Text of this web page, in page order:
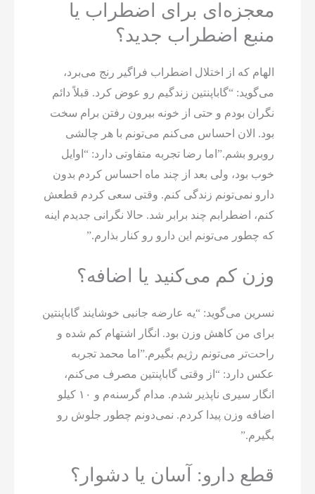
معجزه‌ای برای اضطراب یا
منبع اضطراب جدید؟
الهام که از اختلال اضطراب فراگیر رنج می‌برد،
می‌گوید: “گاباپنتین زندگیم رو عوض کرد. قبلاً دائم
نگران بودم و حتی از خونه بیرون رفتن برام سخت
بود. الان احساس می‌کنم می‌تونم با هر چالشی
روبرو بشم.”اما رضا تجربه متفاوتی دارد: “اوایل
خوب بود، ولی بعد از چند ماه احساس کردم بدون
دارو نمی‌تونم زندگی کنم. وقتی سعی کردم قطعش
کنم، اضطرابم چند برابر شد. حالا نگرانی جدیدم اینه
که چطور می‌تونم این دارو رو کنار بذارم.”
وزن کم می‌کنید یا اضافه؟
نسرین می‌گوید: “یه عارضه جانبی خوشایند گاباپنتین
برای من کاهش وزن بود. انگار اشتهام کم شده و
راحت‌تر می‌تونم رژیم بگیرم.”اما محمد تجربه
عکس دارد: “از وقتی گاباپنتین مصرف می‌کنم،
انگار سیری ناپذیر شدم. مدام گرسنه‌م و ۱۰ کیلو
اضافه وزن پیدا کردم. نمی‌دونم چطور جلوش رو
بگیرم.”
قطع دارو: آسان یا دشوار؟